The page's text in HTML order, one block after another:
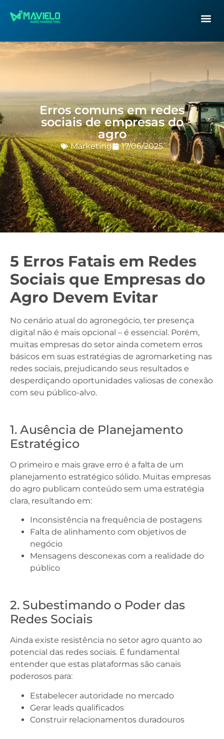
Erros comuns em redes
sociais de empresas do
agro
Marketing 17/06/2025
5 Erros Fatais em Redes
Sociais que Empresas do
Agro Devem Evitar
No cenário atual do agronegócio, ter presença
digital não é mais opcional – é essencial. Porém,
muitas empresas do setor ainda cometem erros
básicos em suas estratégias de agromarketing nas
redes sociais, prejudicando seus resultados e
desperdiçando oportunidades valiosas de conexão
com seu público-alvo.
1. Ausência de Planejamento
Estratégico
O primeiro e mais grave erro é a falta de um
planejamento estratégico sólido. Muitas empresas
do agro publicam conteúdo sem uma estratégia
clara, resultando em:
Inconsistência na frequência de postagens
Falta de alinhamento com objetivos de
negócio
Mensagens desconexas com a realidade do
público
2. Subestimando o Poder das
Redes Sociais
Ainda existe resistência no setor agro quanto ao
potencial das redes sociais. É fundamental
entender que estas plataformas são canais
poderosos para:
Estabelecer autoridade no mercado
Gerar leads qualificados
Construir relacionamentos duradouros